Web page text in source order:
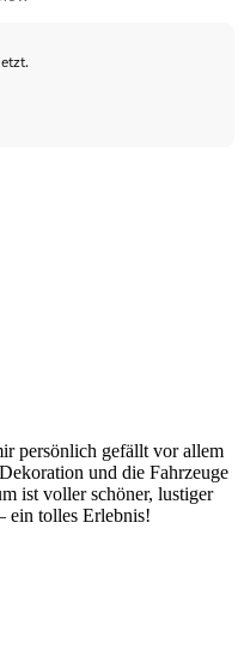
persönlich gefällt vor allem
und die Fahrzeuge
ist voller schöner, lustiger
ein tolles Erlebnis!